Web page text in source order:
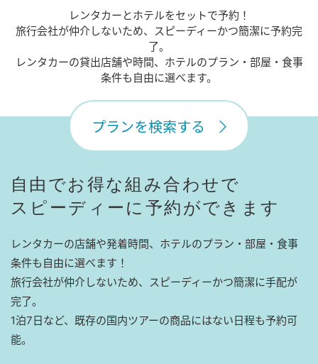
レンタカーとホテルをセットで予約！
旅行会社が仲介しないため、
スピーディーかつ簡潔に予約完
了。
レンタカーの貸出店舗や時間、 ホテルのプラン・部屋・食事
条件も自由に選べます。
プランを検索する
自由でお得な組み合わせで
スピーディーに予約ができます
レンタカーの店舗や発着時間、ホテルのプラン・部屋・食事
条件も自由に選べます！
旅行会社が仲介しないため、スピーディーかつ簡潔に手配が
完了。
1泊7日など、既存の国内ツアーの商品にはない日程も予約可
能。